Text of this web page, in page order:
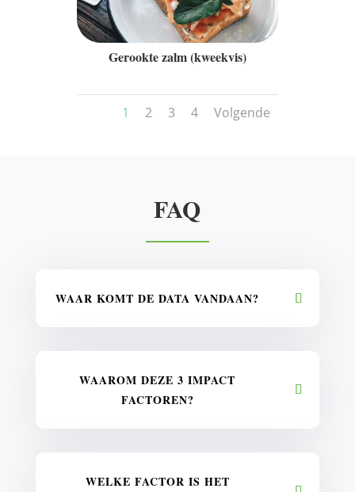
Gerookte zalm (kweekvis)
1 2 3 4 Volgende
FAQ
WAAR KOMT DE DATA VANDAAN?
WAAROM DEZE 3 IMPACT
FACTOREN?
WELKE FACTOR IS HET